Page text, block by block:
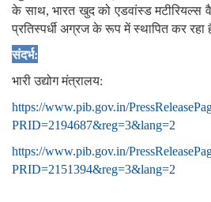
के साथ, भारत खुद को एडवांस्ड मटीरियल्स
प्रतिस्पर्धी अग्रज के रूप में स्थापित कर रहा
संदर्भ:
भारी उद्योग मंत्रालय:
https://www.pib.gov.in/
PRID=2194687&reg=3&lang=2
https://www.pib.gov.in/
PRID=2151394&reg=3&lang=2